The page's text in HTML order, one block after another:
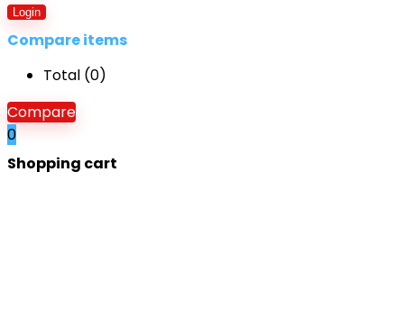
Login
Compare items
Total (0)
Compare
0
Shopping cart